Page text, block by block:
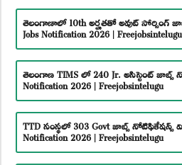
తెలంగాణాలో 10th అర్హతతో అవుట్ సోర్సింగ్
Jobs Notification 2026 | Freejobsintelugu
తెలంగాణ TIMS లో 240 Jr. అసిస్టెంట్ జాబ్స్
Notification 2026 | Freejobsintelugu
TTD సంస్థలో 303 Govt జాబ్స్ నోటిఫికేషన్స్
Notification 2026 | Freejobsintelugu